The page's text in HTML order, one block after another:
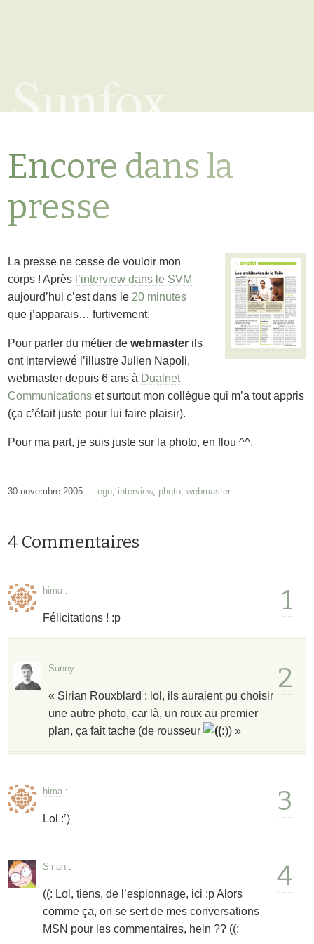
Sunfox
Encore dans la
presse
La presse ne cesse de vouloir mon
corps ! Après l’interview dans le SVM
aujourd’hui c’est dans le 20 minutes
que j’apparais… furtivement.
Pour parler du métier dewebmaster ils
ont interviewé l’illustre Julien Napoli,
webmaster depuis 6 ans à Dualnet
Communications et surtout mon collègue qui m’a tout appris
(ça c’était juste pour lui faire plaisir).
Pour ma part, je suis juste sur la photo, en flou ^^.
30 novembre 2005 —ego, interview, photo,webmaster
4 Commentaires
1
hima :
Félicitations ! :p
2
Sunny :
« Sirian Rouxblard : lol, ils auraient pu choisir
une autre photo, car là, un roux au premier
plan, ça fait tache (de rousseur
)) »
3
hima :
Lol :’)
4
Sirian :
((: Lol, tiens, de l’espionnage, ici :p Alors
comme ça, on se sert de mes conversations
MSN pour les commentaires, hein ?? ((: